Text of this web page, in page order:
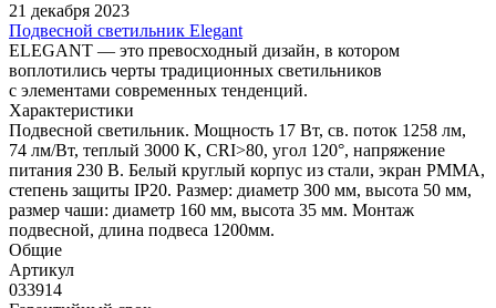
21 декабря 2023
Подвесной светильник Elegant
ELEGANT — это превосходный дизайн, в котором
воплотились черты традиционных светильников
с элементами современных тенденций.
Характеристики
Подвесной светильник. Мощность 17 Вт, св. поток 1258 лм,
74 лм/Вт, теплый 3000 K, CRI>80, угол 120°, напряжение
питания 230 В. Белый круглый корпус из стали, экран PMMA,
степень защиты IP20. Размер: диаметр 300 мм, высота 50 мм,
размер чаши: диаметр 160 мм, высота 35 мм. Монтаж
подвесной, длина подвеса 1200мм.
Общие
Артикул
033914